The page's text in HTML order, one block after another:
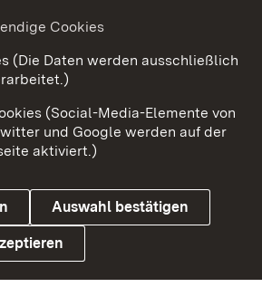
Barrierefreiheit
Cookies
Cookies
(Die Daten werden ausschließlich
(Social-Media-Elemente von
und Google werden auf der
aktiviert.)
Auswahl bestätigen